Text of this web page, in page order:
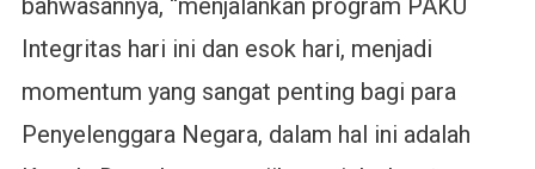
Integritas hari ini dan esok hari, menjadi
momentum yang sangat penting bagi para
Penyelenggara Negara, dalam hal ini adalah